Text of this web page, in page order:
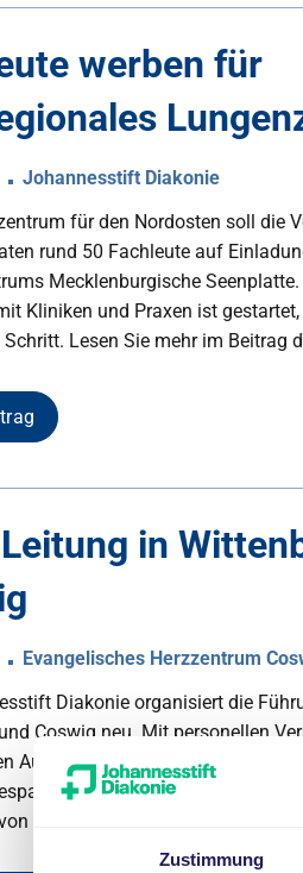
Zustimmung
werben für
Johannesstift Diakonie
für den Nordosten soll die
rund 50 Fachleute auf
Mecklenburgische
Kliniken und Praxen ist
Lesen Sie mehr im Beitrag
in
Evangelisches Herzzentrum
Diakonie organisiert die
Coswig neu. Mit personellen
Aufteilung der
wirtschaftliche Lage im
BIBLIOMED.